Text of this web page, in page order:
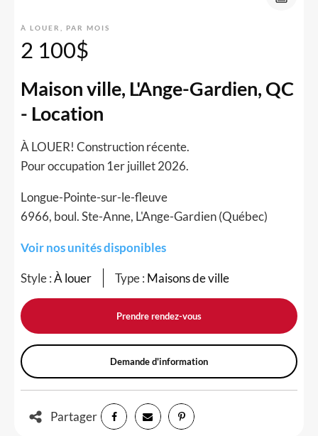
À LOUER, PAR MOIS
2 100$
Maison ville, L'Ange-Gardien, QC
- Location
À LOUER! Construction récente.
Pour occupation 1er juillet 2026.
Longue-Pointe-sur-le-fleuve
6966, boul. Ste-Anne, L'Ange-Gardien (Québec)
Voir nos unités disponibles
Style :À louer Type : Maisons de ville
Prendre rendez-vous
Demande d'information
Partager